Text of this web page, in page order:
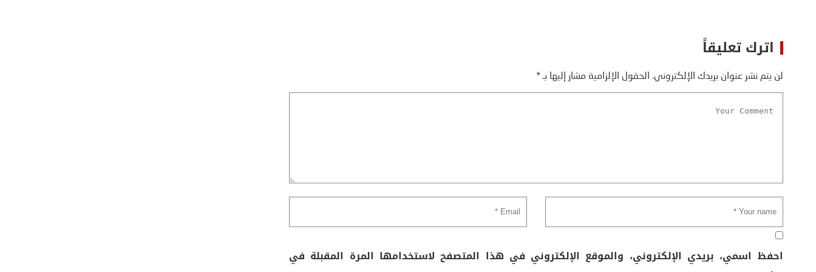
اترك تعليقاً
لن يتم نشر عنوان بريدك الإلكتروني. الحقول الإلزامية مشار إليها بـ*
احفظ اسمي، بريدي الإلكتروني، والموقع الإلكتروني في هذا المتصفح لاستخدامها المرة المقبلة في